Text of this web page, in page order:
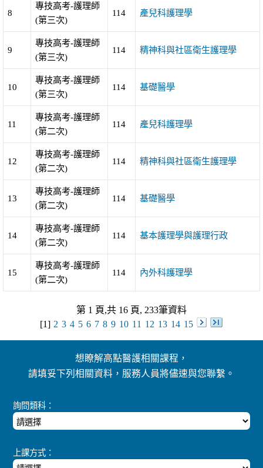
8
專技高考-護理師
(第三次)
114 產兒科護理學
9
專技高考-護理師
(第三次)
114 精神科與社區衛生護理學
10
專技高考-護理師
(第三次)
114 基礎醫學
11
專技高考-護理師
(第二次)
114 產兒科護理學
12
專技高考-護理師
(第二次)
114 精神科與社區衛生護理學
13
專技高考-護理師
(第二次)
114 基礎醫學
14
專技高考-護理師
(第二次)
114 基本護理學與護理行政
15
專技高考-護理師
(第二次)
114 內外科護理學
第 1 頁,共 16 頁, 233筆資料
[1] 2 3 4 5 6 7 8 9 10 11 12 13 14 15
想瞭解高點醫護相關課程，
請填妥下列相關資料，服務人員將儘速與您聯繫。
詢問類科：
上課方式：